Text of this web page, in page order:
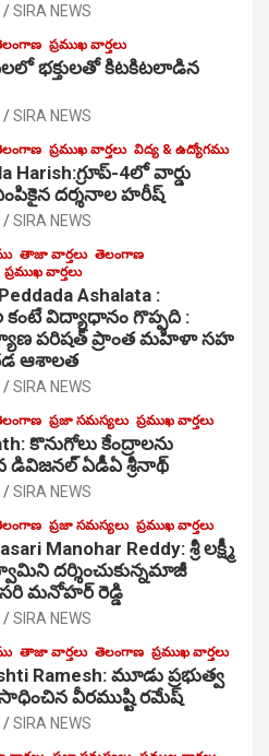
SIRA NEWS
ప్రముఖ వార్తలు
భక్తులతో కిటకిటలాడిన
SIRA NEWS
ప్రముఖ వార్తలు విద్య & ఉద్యోగము
Harish:గ్రూప్-4లో వార్డు
దర్శనాల హరీష్
SIRA NEWS
తాజా వార్తలు తెలంగాణ
ప్రముఖ వార్తలు
Ashalata :
విద్యాధానం గొప్పది :
పరిషత్ ప్రాంత మహిళా సహ
ఆశాలత
SIRA NEWS
ప్రజా సమస్యలు ప్రముఖ వార్తలు
కొనుగోలు కేంద్రాల‌ను
డివిజనల్ ఏడీఏ శ్రీనాథ్
SIRA NEWS
ప్రజా సమస్యలు ప్రముఖ వార్తలు
Manohar Reddy: శ్రీ లక్ష్మీ
దర్శించుకున్నమాజీ
మనోహర్ రెడ్డి
SIRA NEWS
తాజా వార్తలు తెలంగాణ ప్రముఖ వార్తలు
Ramesh: మూడు ప్రభుత్వ
వీరముష్టి రమేష్
SIRA NEWS